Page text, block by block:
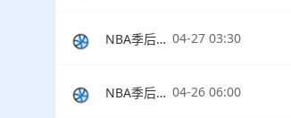
NBA季后赛西部首轮G4 04-27 03:30
NBA季后赛东部首轮G4 04-26 06:00